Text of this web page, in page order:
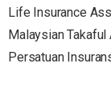
Life Insurance
Malaysian
Persatuan